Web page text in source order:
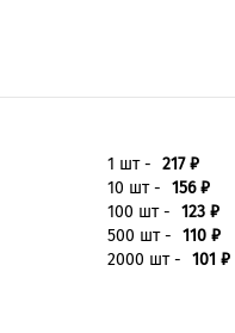
1 шт - 217 ₽
10 шт - 156 ₽
100 шт - 123 ₽
500 шт - 110 ₽
2000 шт - 101 ₽